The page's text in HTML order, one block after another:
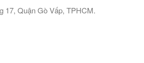
17, Quận Gò Vấp, TPHCM.